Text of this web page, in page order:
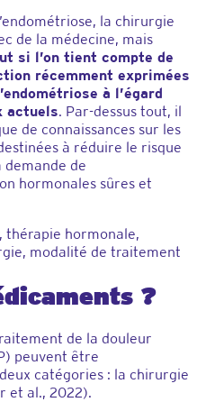
la chirurgie
de la médecine, mais
si l’on tient compte de
récemment exprimées
à l’égard
actuels. Par-dessus tout, il
de connaissances sur les
à réduire le risque
de
hormonales sûres et
thérapie hormonale,
modalité de traitement
?
de la douleur
peuvent être
catégories : la chirurgie
et al., 2022).